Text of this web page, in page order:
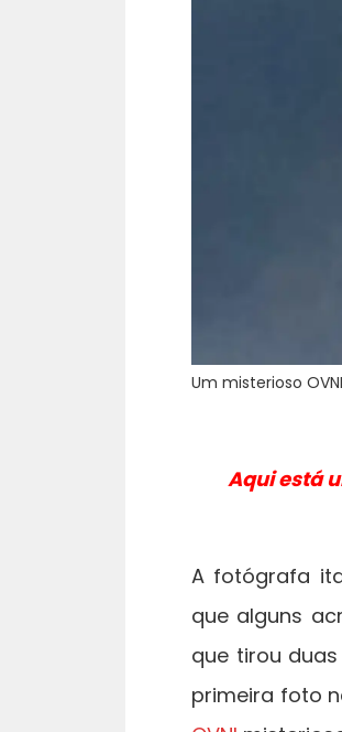
Um misterioso
Aqui está
A fotógrafa
que alguns
que tirou
primeira foto